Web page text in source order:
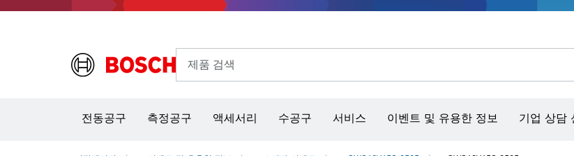
제품 검색
전동공구 측정공구 액세서리 수공구 서비스 이벤트 및 유용한 정보 기업 상담